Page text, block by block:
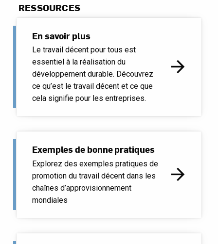
RESSOURCES
En savoir plus
Le travail décent pour tous est
essentiel à la réalisation du
développement durable. Découvrez
ce qu’est le travail décent et ce que
cela signifie pour les entreprises.
arrow_forward
Exemples de bonne pratiques
Explorez des exemples pratiques de
promotion du travail décent dans les
chaînes d’approvisionnement
mondiales
arrow_forward